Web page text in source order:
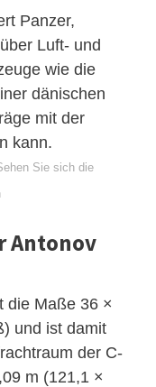
Panzer,
Luft- und
wie die
dänischen
mit der
kann.
Sie sich die
Antonov
die Maße 36 ×
und ist damit
der C-
m (121,1 ×